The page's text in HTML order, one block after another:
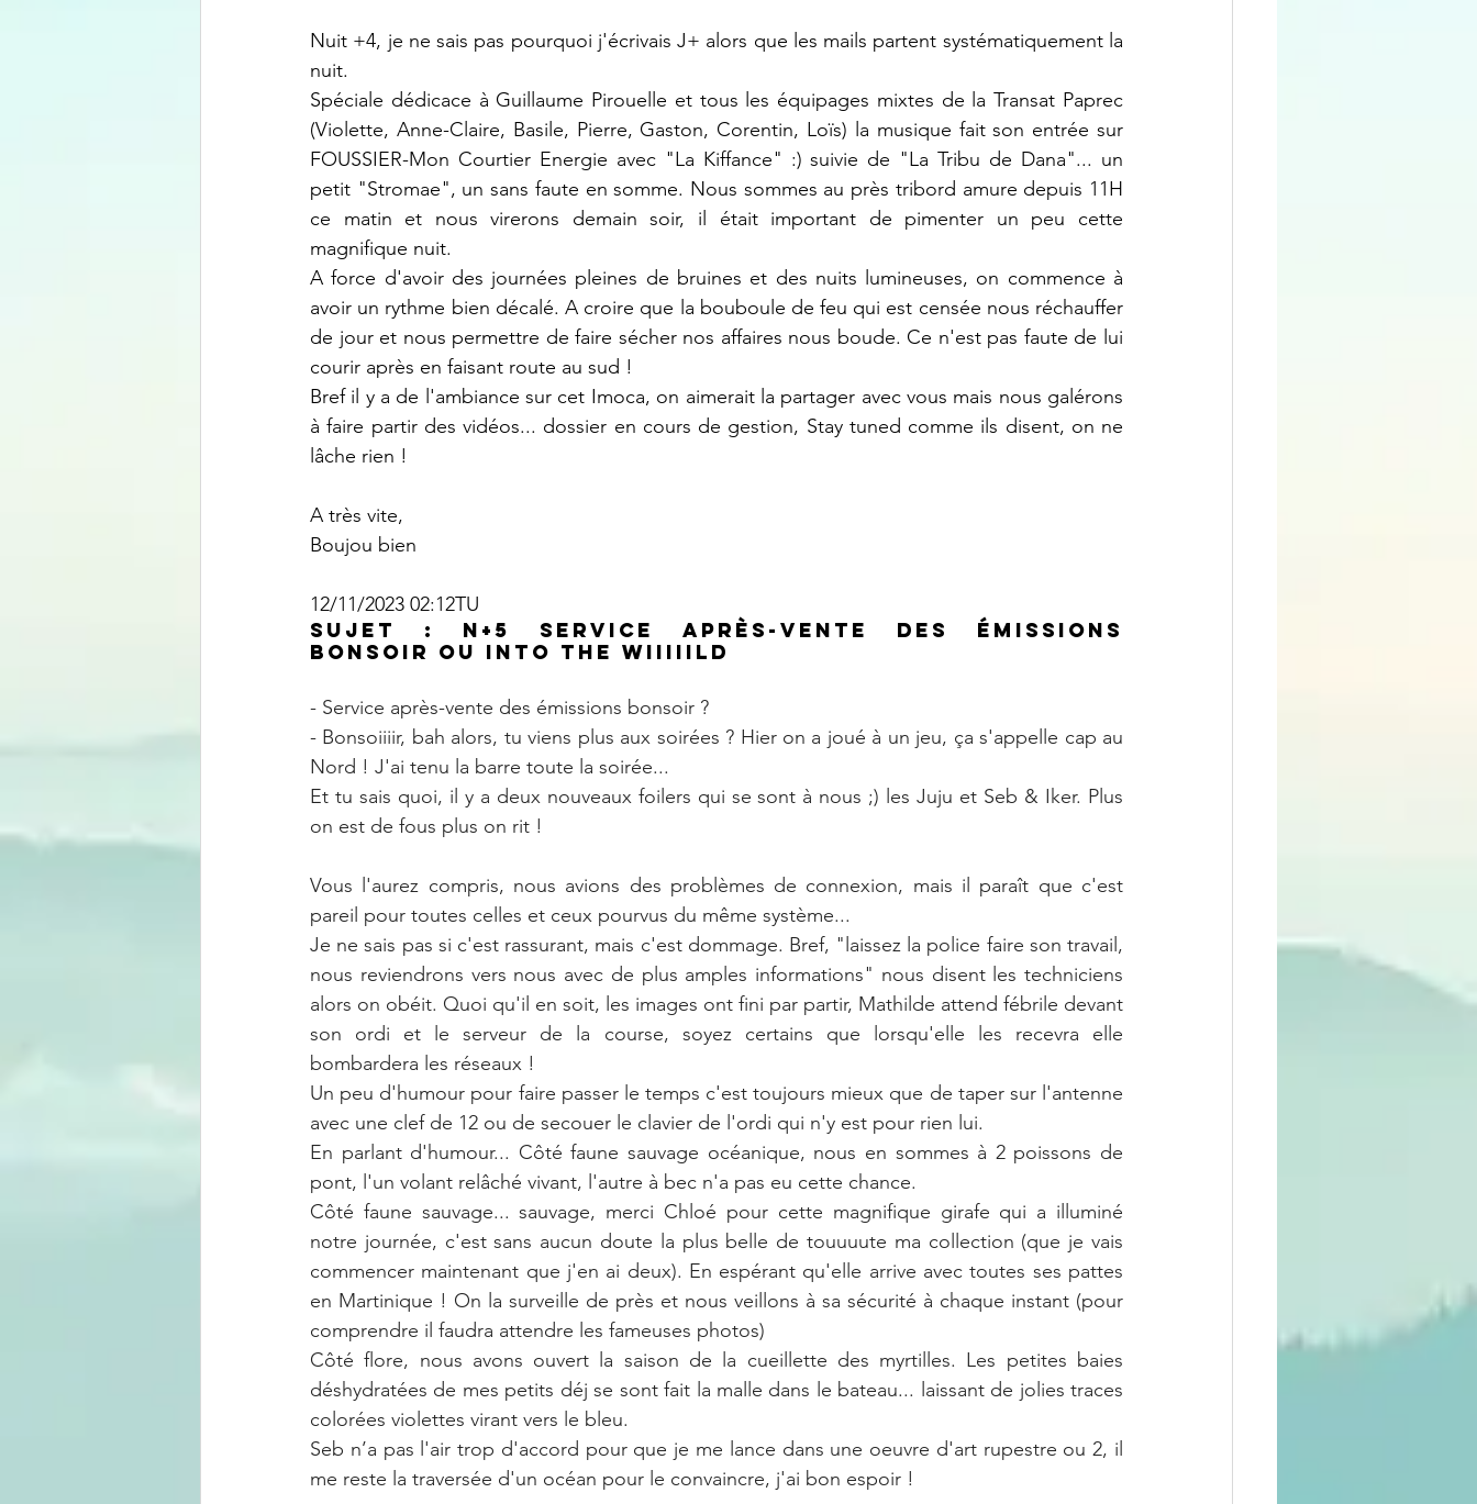
Nuit +4, je ne sais pas pourquoi j'écrivais J+ alors que les mails partent systématiquement la
nuit.
Spéciale dédicace à Guillaume Pirouelle et tous les équipages mixtes de la Transat Paprec
(Violette, Anne-Claire, Basile, Pierre, Gaston, Corentin, Loïs) la musique fait son entrée sur
FOUSSIER-Mon Courtier Energie avec "La Kiffance" :) suivie de "La Tribu de Dana"... un
petit "Stromae", un sans faute en somme. Nous sommes au près tribord amure depuis 11H
ce matin et nous virerons demain soir, il était important de pimenter un peu cette
magnifique nuit.
A force d'avoir des journées pleines de bruines et des nuits lumineuses, on commence à
avoir un rythme bien décalé. A croire que la bouboule de feu qui est censée nous réchauffer
de jour et nous permettre de faire sécher nos affaires nous boude. Ce n'est pas faute de lui
courir après en faisant route au sud !
Bref il y a de l'ambiance sur cet Imoca, on aimerait la partager avec vous mais nous galérons
à faire partir des vidéos... dossier en cours de gestion, Stay tuned comme ils disent, on ne
lâche rien !
A très vite,
Boujou bien
12/11/2023 02:12TU
Sujet : N+5 Service après-vente des émissions
Bonsoir OU into the wiiiiild
- Service après-vente des émissions bonsoir ?
- Bonsoiiiir, bah alors, tu viens plus aux soirées ? Hier on a joué à un jeu, ça s'appelle cap au
Nord ! J'ai tenu la barre toute la soirée...
Et tu sais quoi, il y a deux nouveaux foilers qui se sont à nous ;) les Juju et Seb & Iker. Plus
on est de fous plus on rit !
Vous l'aurez compris, nous avions des problèmes de connexion, mais il paraît que c'est
pareil pour toutes celles et ceux pourvus du même système...
Je ne sais pas si c'est rassurant, mais c'est dommage. Bref, "laissez la police faire son travail,
nous reviendrons vers nous avec de plus amples informations" nous disent les techniciens
alors on obéit. Quoi qu'il en soit, les images ont fini par partir, Mathilde attend fébrile devant
son ordi et le serveur de la course, soyez certains que lorsqu'elle les recevra elle
bombardera les réseaux !
Un peu d'humour pour faire passer le temps c'est toujours mieux que de taper sur l'antenne
avec une clef de 12 ou de secouer le clavier de l'ordi qui n'y est pour rien lui.
En parlant d'humour... Côté faune sauvage océanique, nous en sommes à 2 poissons de
pont, l'un volant relâché vivant, l'autre à bec n'a pas eu cette chance.
Côté faune sauvage... sauvage, merci Chloé pour cette magnifique girafe qui a illuminé
notre journée, c'est sans aucun doute la plus belle de touuuute ma collection (que je vais
commencer maintenant que j'en ai deux). En espérant qu'elle arrive avec toutes ses pattes
en Martinique ! On la surveille de près et nous veillons à sa sécurité à chaque instant (pour
comprendre il faudra attendre les fameuses photos)
Côté flore, nous avons ouvert la saison de la cueillette des myrtilles. Les petites baies
déshydratées de mes petits déj se sont fait la malle dans le bateau... laissant de jolies traces
colorées violettes virant vers le bleu.
Seb n’a pas l'air trop d'accord pour que je me lance dans une oeuvre d'art rupestre ou 2, il
me reste la traversée d'un océan pour le convaincre, j'ai bon espoir !